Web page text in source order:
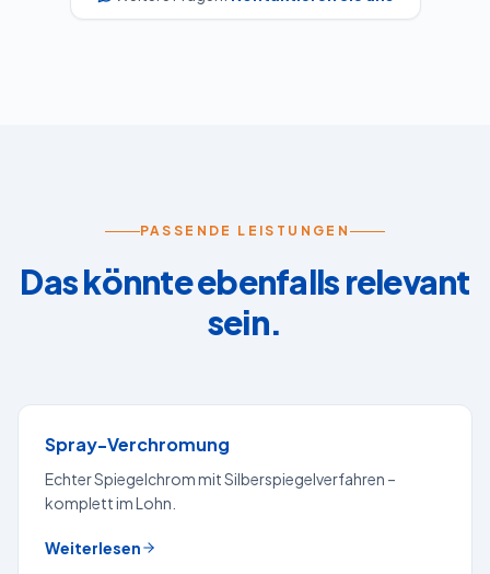
PASSENDE LEISTUNGEN
Das könnte ebenfalls relevant
sein.
Spray-Verchromung
Echter Spiegelchrom mit Silberspiegelverfahren –
komplett im Lohn.
Weiterlesen